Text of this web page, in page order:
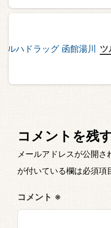
ツ
コメントを残
メールアドレスが公開さ
が付いている欄は必須項
コメント ※